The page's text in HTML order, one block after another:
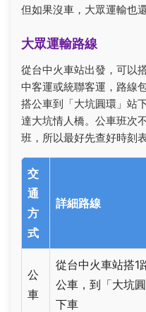
但如果沒車，大眾運輸也
大眾運輸路線
從台中火車站出發，可以
中客運或統聯客運，路線
搭公車到「大坑圓環」站
達大坑情人橋。公車班次
班，所以最好先查好時刻表
交
通
方
式
詳細路線
公
車
從台中火車站搭1
公車，到「大坑
下車